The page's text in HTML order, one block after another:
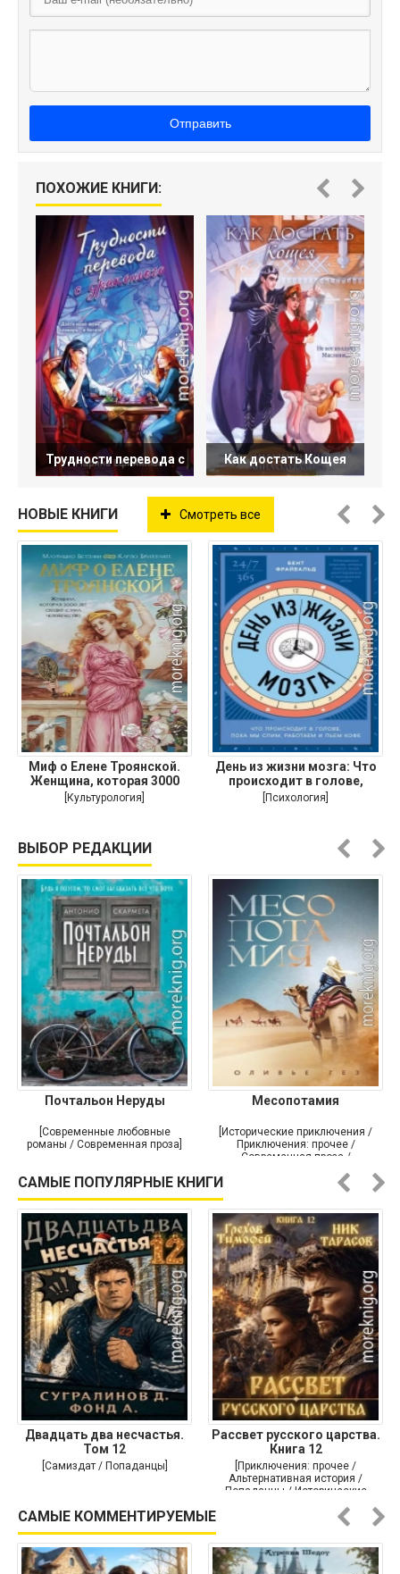
Отправить
ПОХОЖИЕ КНИГИ:
Трудности перевода с Как достать Кощея
НОВЫЕ КНИГИ Смотреть все
Миф о Елене Троянской.
Женщина, которая 3000
лет
[Культурология]
День из жизни мозга: Что
происходит в голове,
[Психология]
ВЫБОР РЕДАКЦИИ
Почтальон Неруды
[Современные любовные
романы / Современная проза]
Месопотамия
[Исторические приключения /
Приключения: прочее /
Современная проза /
САМЫЕ ПОПУЛЯРНЫЕ КНИГИ
Двадцать два несчастья.
Том 12
[Самиздат / Попаданцы]
Рассвет русского царства.
Книга 12
[Приключения: прочее /
Альтернативная история /
Попаданцы / Исторические
САМЫЕ КОММЕНТИРУЕМЫЕ